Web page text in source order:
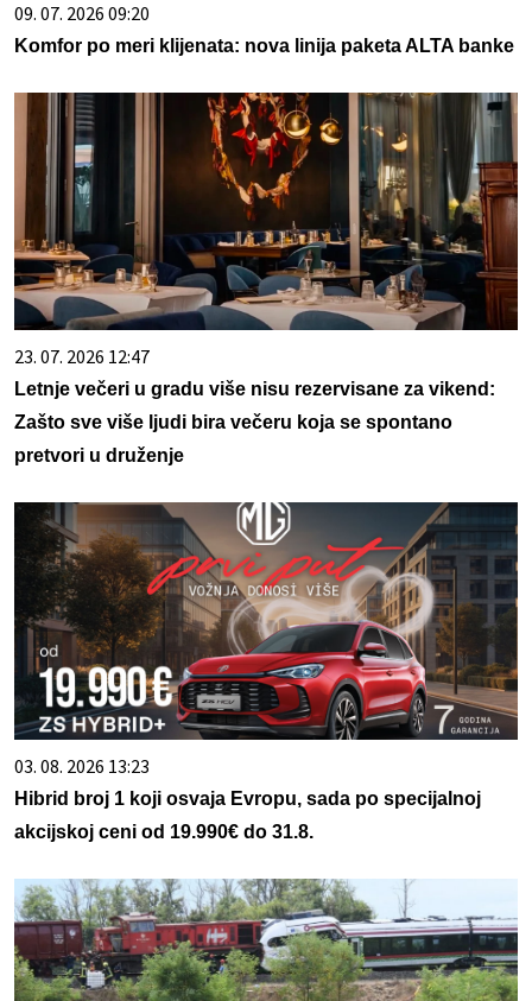
09. 07. 2026 09:20
Komfor po meri klijenata: nova linija paketa ALTA banke
23. 07. 2026 12:47
Letnje večeri u gradu više nisu rezervisane za vikend:
Zašto sve više ljudi bira večeru koja se spontano
pretvori u druženje
03. 08. 2026 13:23
Hibrid broj 1 koji osvaja Evropu, sada po specijalnoj
akcijskoj ceni od 19.990€ do 31.8.